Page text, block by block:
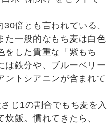
倍とも言われている、
た一般的なもち麦は白色
をした貴重な「紫もち
は鉄分や、ブルーベリー
ントシアニンが含まれて
じ1の割合でもち麦を入
飯。慣れてきたら、